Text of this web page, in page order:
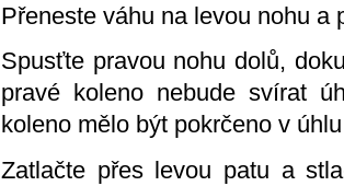
Přeneste váhu na levou nohu a
Spusťte pravou nohu dolů,
pravé koleno nebude svírat
koleno mělo být pokrčeno v
Zatlačte přes levou patu a